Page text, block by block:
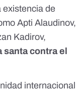
existencia de
Apti Alaudinov,
Kadirov,
santa contra el
internacional